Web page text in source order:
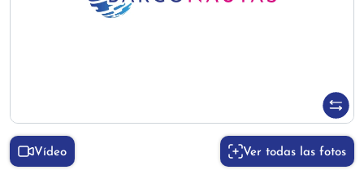
Vídeo Ver todas las fotos